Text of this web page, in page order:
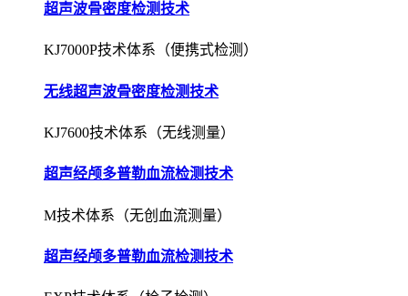
超声波骨密度检测技术
KJ7000P技术体系（便携式检测）
无线超声波骨密度检测技术
KJ7600技术体系（无线测量）
超声经颅多普勒血流检测技术
M技术体系（无创血流测量）
超声经颅多普勒血流检测技术